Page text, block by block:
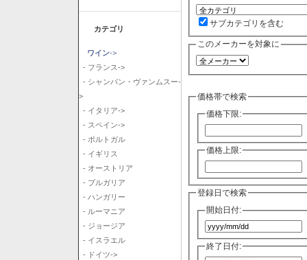
カテゴリ
ワイン->
- フランス->
- シャンパン・ヴァンムスー-
>
- イタリア->
- スペイン->
- ポルトガル
- イギリス
- オーストリア
- ブルガリア
- ハンガリー
- ルーマニア
- ジョージア
- イスラエル
- ドイツ->
サブカテゴリを含む
このメーカーを対象に
価格帯で検索
価格下限:
価格上限:
登録日で検索
開始日付:
終了日付: